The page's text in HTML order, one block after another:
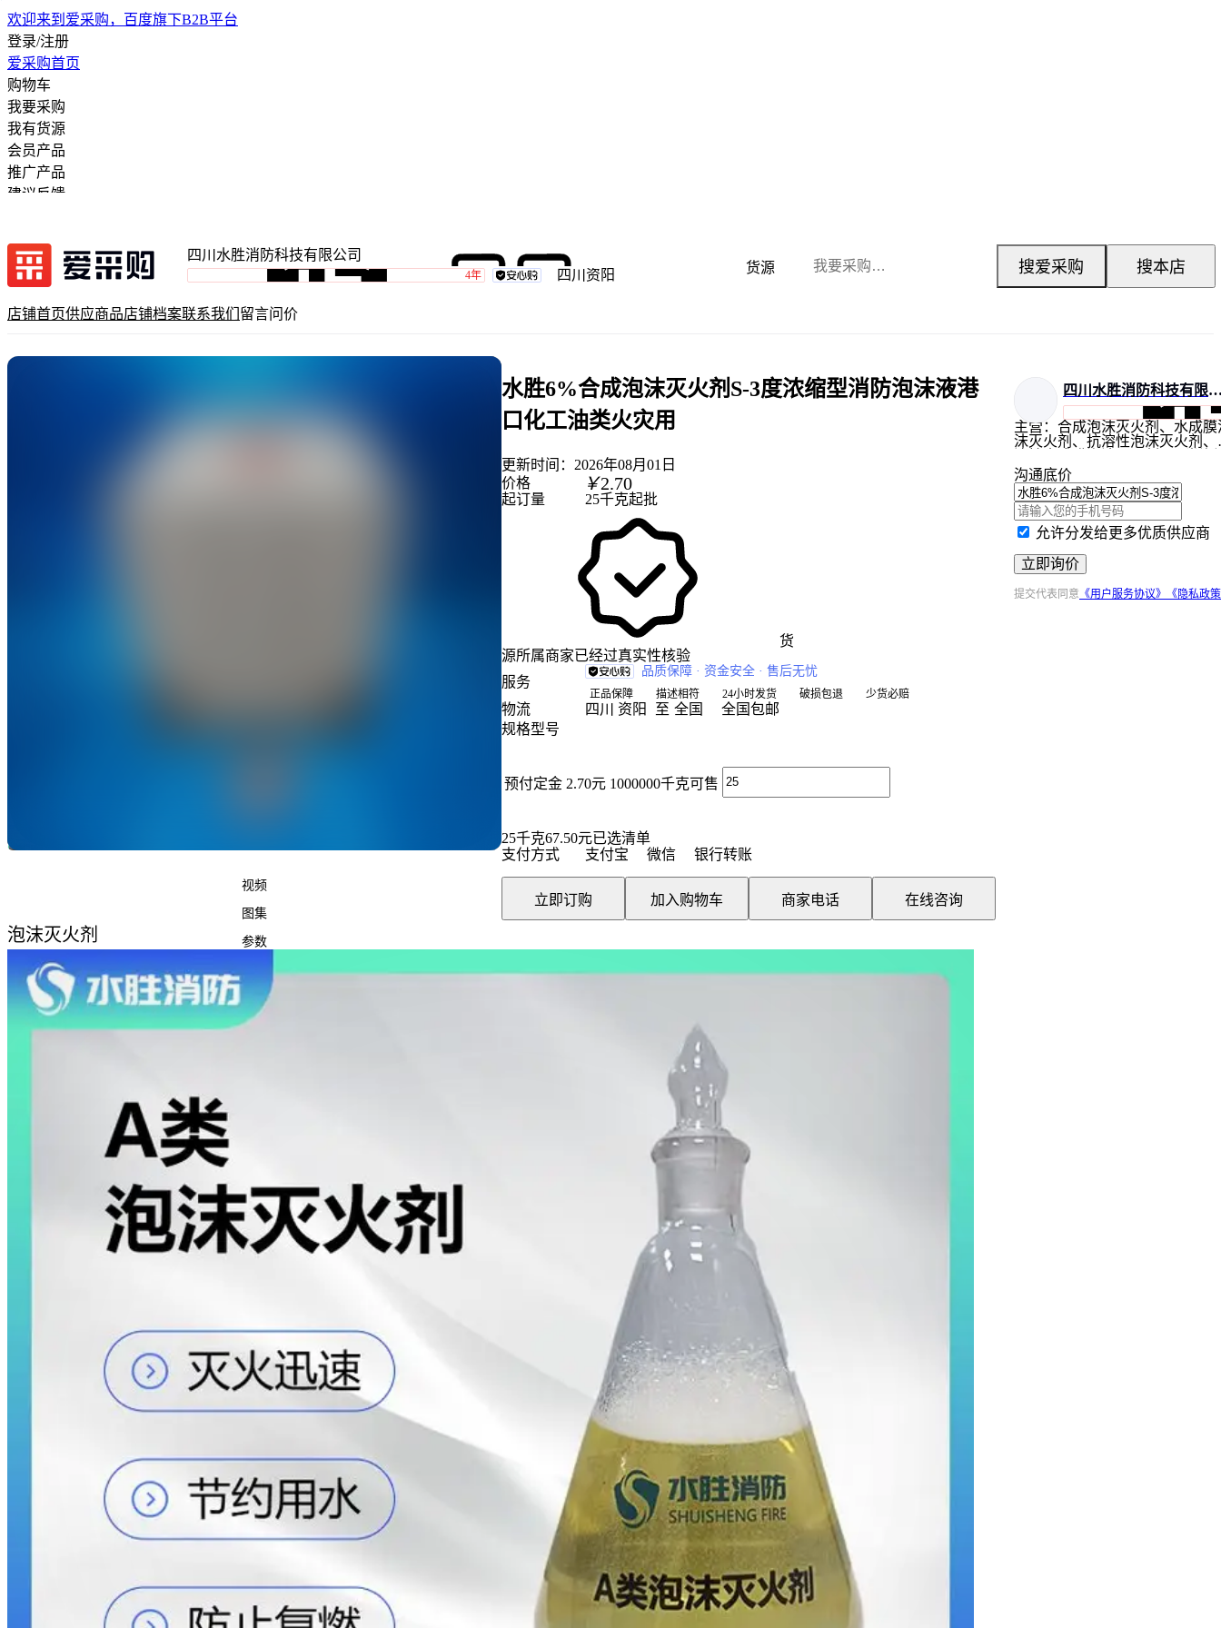
欢迎来到爱采购，百度旗下B2B平台
登录/注册
爱采购首页
购物车
我要采购
我有货源
会员产品
推广产品
建议反馈
四川水胜消防科技有限公司
4年 四川资阳 搜爱采购 搜本店
货源
店铺首页供应商品店铺档案联系我们 留言问价
UnmuteMute
Disable captions Enable captions
Exit fullscreen
视频
图集
参数
水胜6%合成泡沫灭火剂S-3度浓缩型消防泡沫液港
口化工油类火灾用
更新时间： 2026年08月01日
价格
￥2.70
起订量 25千克起批
货
源所属商家已经过真实性核验
服务
品质保障 · 资金安全 · 售后无忧
正品保障 描述相符 24小时发货 破损包退 少货必赔
物流 四川 资阳 至 全国
全国包邮
规格型号
预付定金 2.70元 1000000千克可售
25千克67.50元已选清单
支付方式
支付宝 微信 银行转账
立即订购 加入购物车 商家电话 在线咨询
四川水胜消防科技
主营：合成泡沫灭火剂、水成膜
沫灭火剂、抗溶性泡沫灭火剂、
灭火剂、高倍泡沫灭火剂
沟通底价
允许分发给更多优质供应商
立即询价
提交代表同意 《用户服务协议》 《隐私政
泡沫灭火剂